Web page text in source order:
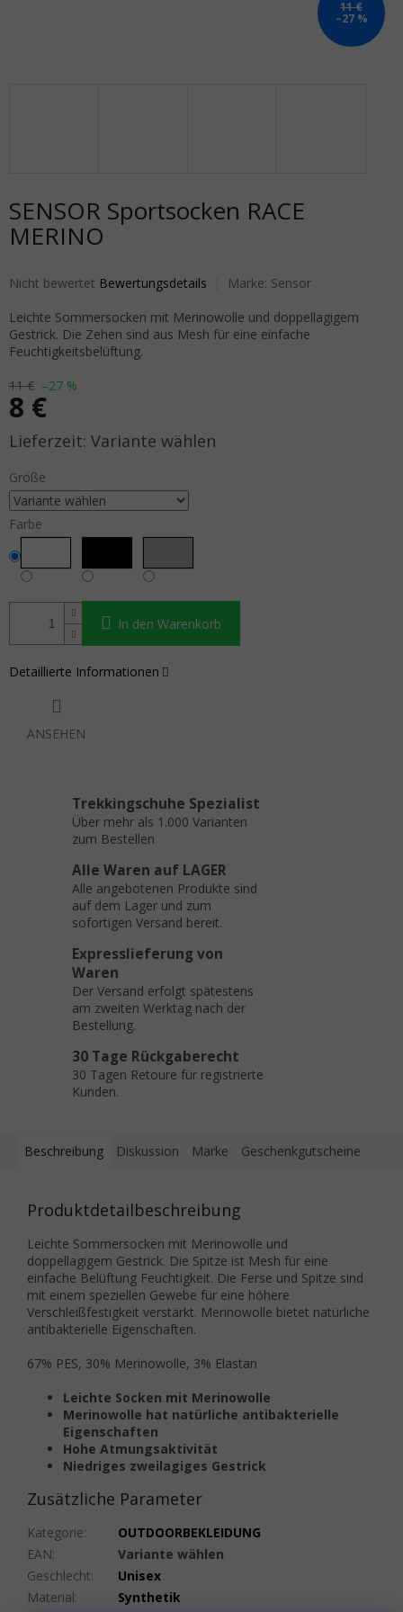
11 €
–27 %
SENSOR Sportsocken RACE
MERINO
Die durchschnittliche Produktbewertung ist 0,0 von 5 Sternen.
Nicht bewertet Bewertungsdetails Marke: Sensor
11 € –27 %
8 €
Verkaufspreis: Variante wählen
Größe
Farbe
In den Warenkorb
Leichte Sommersocken mit Merinowolle und doppellagigem
Gestrick. Die Zehen sind aus Mesh für eine einfache
Feuchtigkeitsbelüftung.
Detaillierte Informationen
ANSEHEN
Trekkingschuhe Spezialist
Über mehr als 1.000 Varianten
zum Bestellen
Alle Waren auf LAGER
Alle angebotenen Produkte sind
auf dem Lager und zum
sofortigen Versand bereit.
Expresslieferung von
Waren
Der Versand erfolgt spätestens
am zweiten Werktag nach der
Bestellung.
30 Tage Rückgaberecht
30 Tagen Retoure für registrierte
Kunden.
Beschreibung Diskussion Marke Geschenkgutscheine
Produktdetailbeschreibung
Leichte Sommersocken mit Merinowolle und
doppellagigem Gestrick. Die Spitze ist Mesh für eine
einfache Belüftung Feuchtigkeit. Die Ferse und Spitze sind
mit einem speziellen Gewebe für eine höhere
Verschleißfestigkeit verstärkt. Merinowolle bietet natürliche
antibakterielle Eigenschaften.
67% PES, 30% Merinowolle, 3% Elastan
Leichte Socken mit Merinowolle
Merinowolle hat natürliche antibakterielle
Eigenschaften
Hohe Atmungsaktivität
Niedriges zweilagiges Gestrick
Zusätzliche Parameter
Kategorie:
OUTDOORBEKLEIDUNG
EAN:
Variante wählen
Geschlecht:
Unisex
Material:
Synthetik